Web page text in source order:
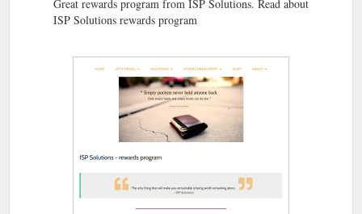
Great rewards program from ISP Solutions. Read about
ISP Solutions rewards program